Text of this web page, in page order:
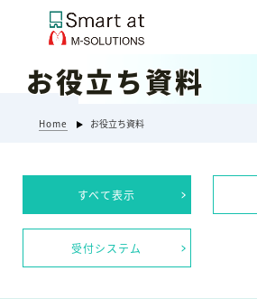
Smart at reception 店舗・施設受付
Smart at 自治体DX
お役立ち資料
Home お役立ち資料
すべて表示
受付システム